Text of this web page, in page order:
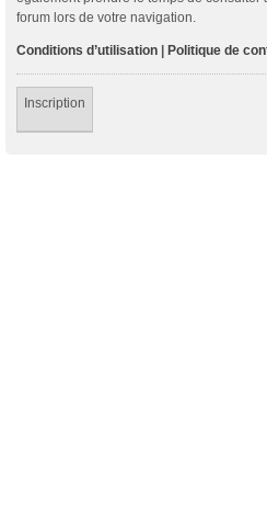
forum lors de votre navigation.
Conditions d’utilisation | Politique de
Inscription